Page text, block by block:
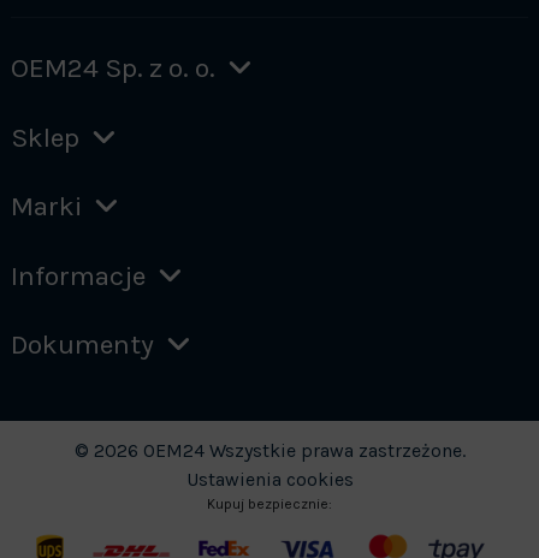
OEM24 Sp. z o. o.
Sklep
Marki
Informacje
Dokumenty
© 2026 OEM24 Wszystkie prawa zastrzeżone.
Ustawienia cookies
Kupuj bezpiecznie: